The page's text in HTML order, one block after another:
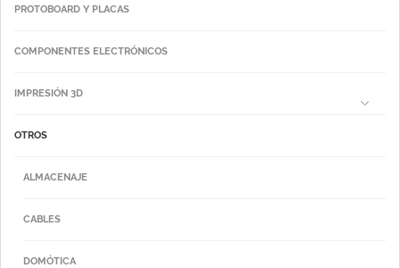
PROTOBOARD Y PLACAS
COMPONENTES ELECTRÓNICOS
IMPRESIÓN 3D
OTROS
ALMACENAJE
CABLES
DOMÓTICA